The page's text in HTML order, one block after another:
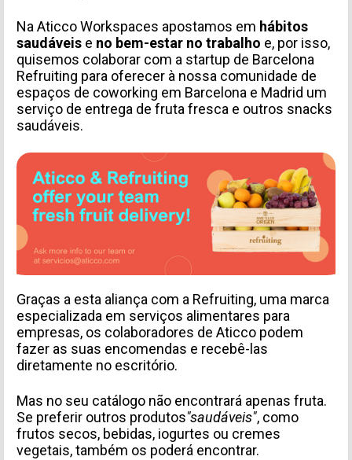
Na Aticco Workspaces apostamos em hábitos
saudáveis e no bem-estar no trabalho e, por isso,
quisemos colaborar com a startup de Barcelona
Refruiting para oferecer à nossa comunidade de
espaços de coworking em Barcelona e Madrid um
serviço de entrega de fruta fresca e outros snacks
saudáveis.
Graças a esta aliança com a Refruiting, uma marca
especializada em serviços alimentares para
empresas, os colaboradores de Aticco podem
fazer as suas encomendas e recebê-las
diretamente no escritório.
Mas no seu catálogo não encontrará apenas fruta.
Se preferir outros produtos"saudáveis", como
frutos secos, bebidas, iogurtes ou cremes
vegetais, também os poderá encontrar.